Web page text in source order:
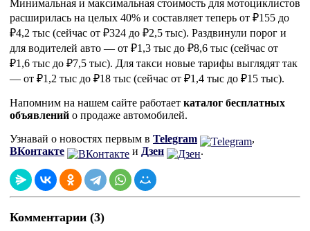
Минимальная и максимальная стоимость для мотоциклистов
расширилась на целых 40% и составляет теперь от ₽155 до
₽4,2 тыс (сейчас от ₽324 до ₽2,5 тыс). Раздвинули порог и
для водителей авто — от ₽1,3 тыс до ₽8,6 тыс (сейчас от
₽1,6 тыс до ₽7,5 тыс). Для такси новые тарифы выглядят так
— от ₽1,2 тыс до ₽18 тыс (сейчас от ₽1,4 тыс до ₽15 тыс).
Напомним на нашем сайте работает каталог бесплатных
объявлений о продаже автомобилей.
Узнавай о новостях первым в Telegram
,
ВКонтакте
и Дзен .
Комментарии (3)